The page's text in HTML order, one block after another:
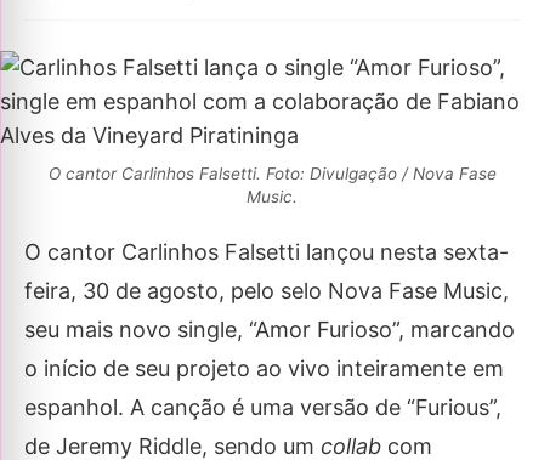
O cantor Carlinhos Falsetti. Foto: Divulgação / Nova Fase
Music.
O cantor Carlinhos Falsetti lançou nesta sexta-
feira, 30 de agosto, pelo selo Nova Fase Music,
seu mais novo single, “Amor Furioso”, marcando
o início de seu projeto ao vivo inteiramente em
espanhol. A canção é uma versão de “Furious”,
de Jeremy Riddle, sendo um collab com